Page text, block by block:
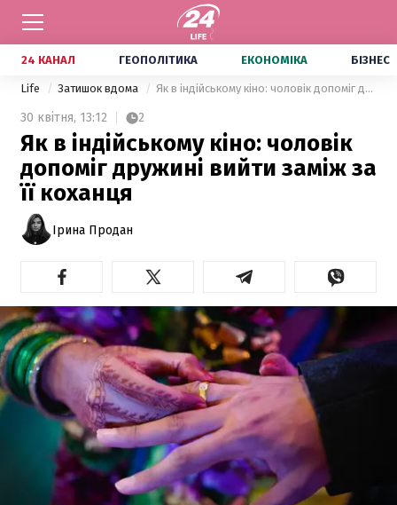
24 КАНАЛ ГЕОПОЛІТИКА ЕКОНОМІКА БІЗНЕС
Life Затишок вдома Як в індійському кіно: чоловік допоміг дружині вийти заміж за її коханця
30 квітня, 13:12 2
Як в індійському кіно: чоловік
допоміг дружині вийти заміж за
її коханця
Ірина Продан